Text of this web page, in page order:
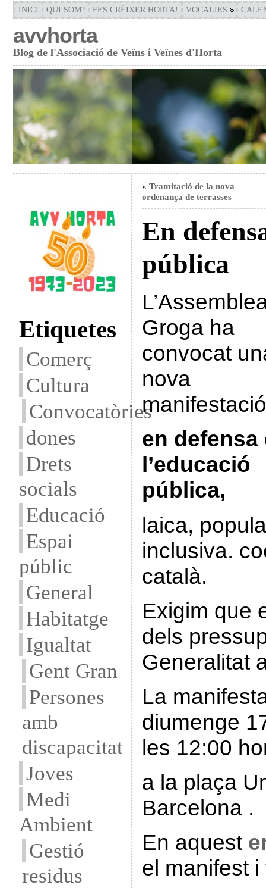
INICI QUI SOM? FES CRÉIXER HORTA! VOCALIES
avvhorta
Blog de l'Associació de Veïns i Veïnes d'Horta
Etiquetes
Comerç
Cultura
Convocatòries
dones
Drets
socials
Educació
Espai
públic
General
Habitatge
Igualtat
Gent Gran
Persones
amb
discapacitat
Joves
Medi
Ambient
Gestió
residus
« Tramitació de la nova
ordenança de terrasses
En
pública
Groga ha
convocat
nova
en defensa
l’educació
pública,
laica,
inclusiva.
català.
Exigim que
dels
Generalitat
La
diumenge
les 12:00
a la plaça
Barcelona .
En aquest
el manifest i